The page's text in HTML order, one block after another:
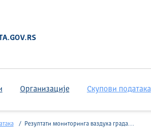
Организације Скупови података
Резултати мониторинга ваздуха града Шапца (01.04.-30.04.2026.) мерно место Ватрогасни дом- Еликсир (ЗЈЗ 04/2026)